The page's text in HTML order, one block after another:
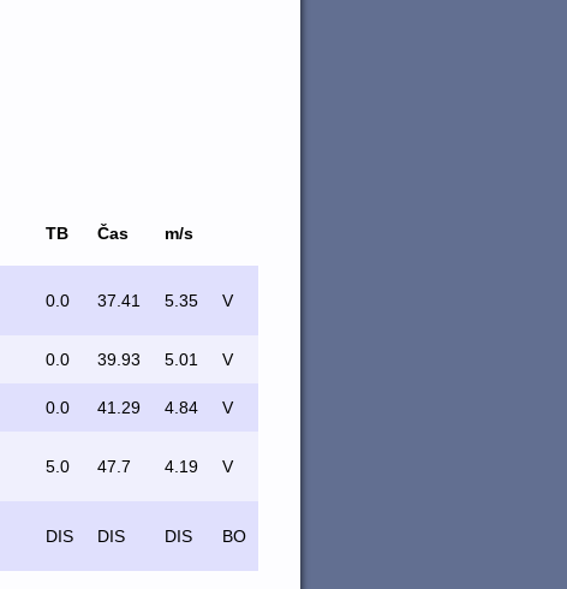
TB Čas m/s
0.0 37.41 5.35 V
0.0 39.93 5.01 V
0.0 41.29 4.84 V
5.0 47.7 4.19 V
DIS DIS DIS BO